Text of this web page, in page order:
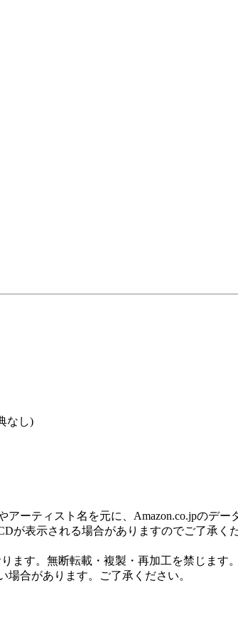
なし)
ーティスト名を元に、Amazon.co.jpのデー
が表示される場合がありますのでご了承くだ
ます。無断転載・複製・再加工を禁じます。
合があります。ご了承ください。